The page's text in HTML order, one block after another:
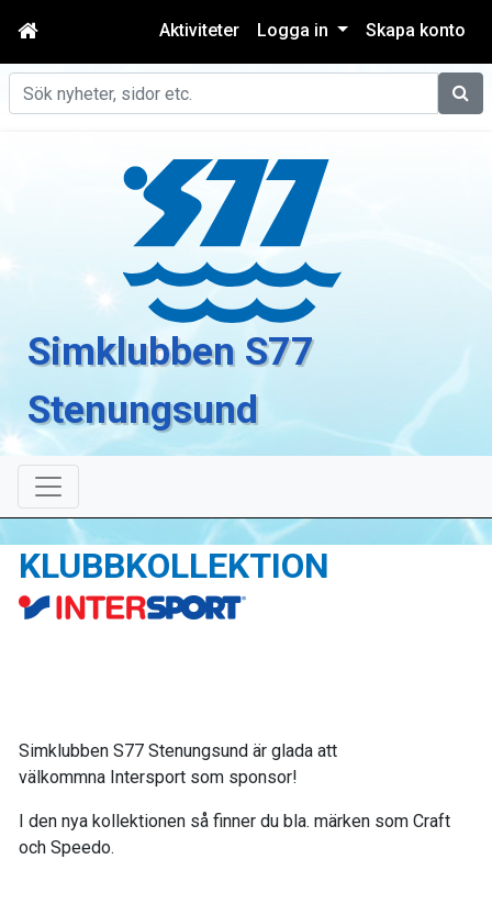
Aktiviteter Logga in Skapa konto
Sök
Simklubben S77
Stenungsund
KLUBBKOLLEKTION
Simklubben S77 Stenungsund är glada att
välkommna Intersport som sponsor!
I den nya kollektionen så finner du bla. märken som Craft
och Speedo.